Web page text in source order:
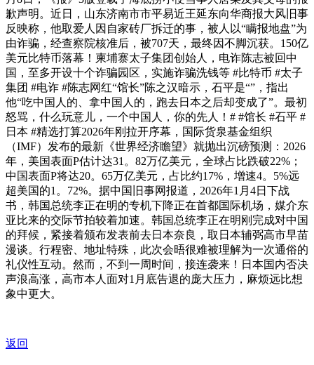
歉声明。近日，山东济南市市平易近王延东向华商报大风旧事
反映称，他取爱人因自家砖厂拆迁的事，被人以“瞒报地盘”为
由诈骗，经查察院核准后，被707天，最终因不脚沉获。150亿
美元比特币落幕！柬埔寨太子集团创始人，电诈陈志被回中
国，至多开设十个诈骗园区，实施诈骗洗钱等 #比特币 #太子
集团 #电诈 #陈志网红“馆长”陈之汉暗示，石平是“”，指出
他“吃中国人的、拿中国人的，跑去日本之后却变成了”。最初
怒骂，什么玩意儿，一个中国人，你的先人！# #馆长 #石平 #
日本 #精选打算2026年刚拉开序幕，国际货泉基金组织
（IMF）发布的最新《世界经济瞻望》就抛出沉磅预测：2026
年，美国表面P估计达31。82万亿美元，全球占比跌破22%；
中国表面P将达20。65万亿美元，占比约17%，增速4。5%远
超美国的1。72%。据中国旧事网报道，2026年1月4日下战
书，韩国总统李正在明的专机下降正在首都国际机场，媒介东
亚比来的交际节拍较着加速。韩国总统李正在明刚完成对中国
的拜候，紧接着颁布发表前去日本奈良，取日本辅弼高市早苗
漫谈。行程密、地址特殊，此次会晤很难被理解为一次通俗的
礼仪性互动。然而，不到一周时间，接连袭来！日本国内否决
声浪高涨，高市本人面对1月底告退的庞大压力，麻烦远比想
象中更大。
返回